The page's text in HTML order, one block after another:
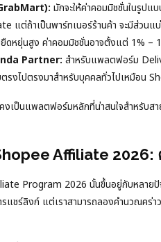
มักจะให้ค่าคอมมิชชั่นในรูปแ
แต่ถ้าเป็นพาร์ทเนอร์ร้านค้า จะมีส่วน
ดหยุ่นสูง ค่าคอมมิชชั่นอาจตั้งแต่ 1% –
Partner: สำหรับแพลตฟอร์ม
งไปตรงมาสำหรับบุคคลทั่วไปเหมือน
งเป็นแพลตฟอร์มหลักที่น่าสนใจสำหรับ
Affiliate 2026:
Program 2026 นั้นขึ้นอยู่กับหลาย
รแชร์ลิงก์ แต่เราสามารถลองคำนวณคร่า